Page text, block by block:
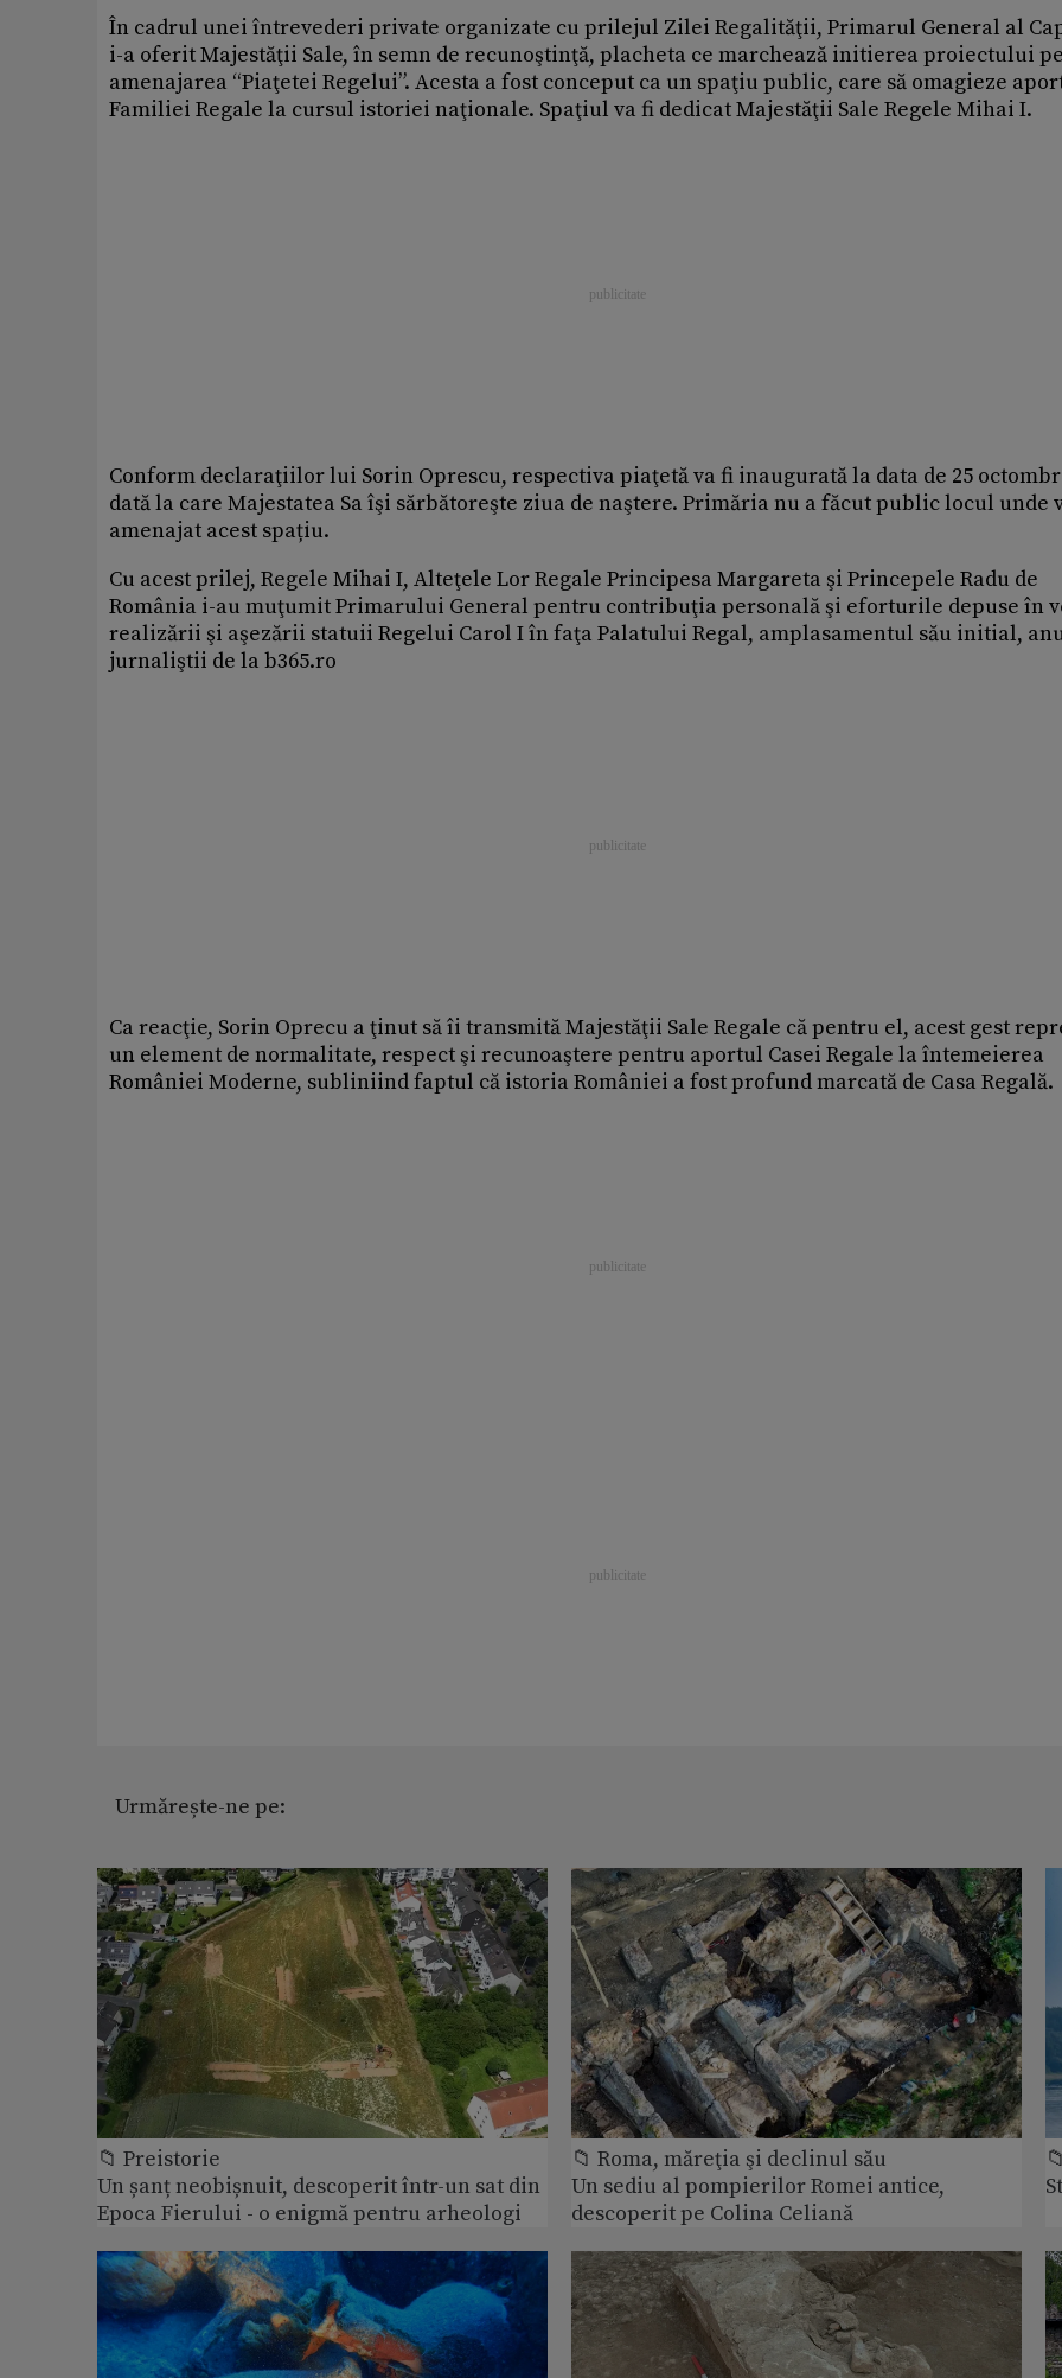
În cadrul unei întrevederi private organizate cu prilejul Zilei Regalităţii, Primarul General al
i-a oferit Majestăţii Sale, în semn de recunoştinţă, placheta ce marchează initierea proiectului
amenajarea “Piaţetei Regelui”. Acesta a fost conceput ca un spaţiu public, care să omagieze
Familiei Regale la cursul istoriei naţionale. Spaţiul va fi dedicat Majestăţii Sale Regele Mihai I.
Conform declaraţiilor lui Sorin Oprescu, respectiva piaţetă va fi inaugurată la data de 25
dată la care Majestatea Sa îşi sărbătoreşte ziua de naştere. Primăria nu a făcut public locul unde
amenajat acest spațiu.
Cu acest prilej, Regele Mihai I, Alteţele Lor Regale Principesa Margareta şi Princepele Radu de
România i-au muţumit Primarului General pentru contribuţia personală şi eforturile depuse în
realizării şi aşezării statuii Regelui Carol I în faţa Palatului Regal, amplasamentul său initial,
jurnaliştii de la b365.ro
Ca reacţie, Sorin Oprecu a ţinut să îi transmită Majestăţii Sale Regale că pentru el, acest gest
un element de normalitate, respect şi recunoaştere pentru aportul Casei Regale la întemeierea
României Moderne, subliniind faptul că istoria României a fost profund marcată de Casa Regală.
Urmărește-ne pe:
📁 Preistorie
Un șanț neobișnuit, descoperit într-un sat din
Epoca Fierului - o enigmă pentru arheologi
📁 Roma, măreţia şi declinul său
Un sediu al pompierilor Romei antice,
descoperit pe Colina Celiană